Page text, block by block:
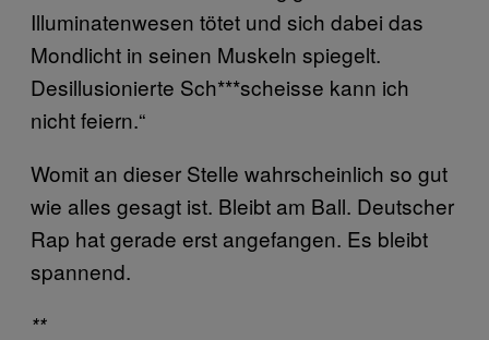
Illuminatenwesen tötet und sich dabei das
Mondlicht in seinen Muskeln spiegelt.
Desillusionierte Sch***scheisse kann ich
nicht feiern.“
Womit an dieser Stelle wahrscheinlich so gut
wie alles gesagt ist. Bleibt am Ball. Deutscher
Rap hat gerade erst angefangen. Es bleibt
spannend.
**